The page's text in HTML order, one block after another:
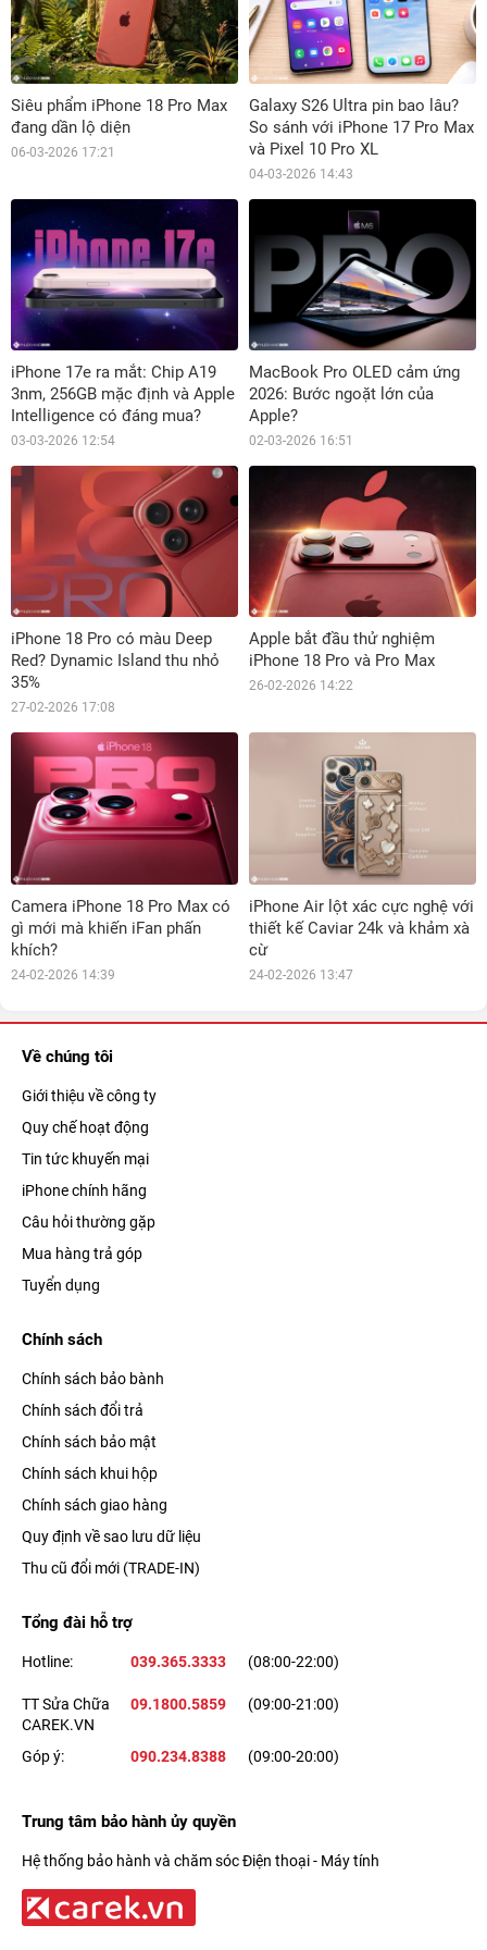
Siêu phẩm iPhone 18 Pro Max
đang dần lộ diện
06-03-2026 17:21
Galaxy S26 Ultra pin bao lâu?
So sánh với iPhone 17 Pro Max
và Pixel 10 Pro XL
04-03-2026 14:43
iPhone 17e ra mắt: Chip A19
3nm, 256GB mặc định và Apple
Intelligence có đáng mua?
03-03-2026 12:54
MacBook Pro OLED cảm ứng
2026: Bước ngoặt lớn của
Apple?
02-03-2026 16:51
iPhone 18 Pro có màu Deep
Red? Dynamic Island thu nhỏ
35%
27-02-2026 17:08
Apple bắt đầu thử nghiệm
iPhone 18 Pro và Pro Max
26-02-2026 14:22
Camera iPhone 18 Pro Max có
gì mới mà khiến iFan phấn
khích?
24-02-2026 14:39
iPhone Air lột xác cực nghệ với
thiết kế Caviar 24k và khảm xà
cừ
24-02-2026 13:47
Về chúng tôi
Giới thiệu về công ty
Quy chế hoạt động
Tin tức khuyến mại
iPhone chính hãng
Câu hỏi thường gặp
Mua hàng trả góp
Tuyển dụng
Chính sách
Chính sách bảo bành
Chính sách đổi trả
Chính sách bảo mật
Chính sách khui hộp
Chính sách giao hàng
Quy định về sao lưu dữ liệu
Thu cũ đổi mới (TRADE-IN)
Tổng đài hỗ trợ
Hotline: 039.365.3333 (08:00-22:00)
TT Sửa Chữa
CAREK.VN
09.1800.5859 (09:00-21:00)
Góp ý: 090.234.8388 (09:00-20:00)
Trung tâm bảo hành ủy quyền
Hệ thống bảo hành và chăm sóc Điện thoại - Máy tính